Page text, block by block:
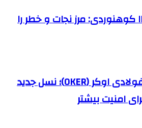
قانون ساعت ۱۴ کوهنوردی: مرز نجات و خطر را
معرفی کرکره فولادی اوکر (OKER)؛ نسل جدید
امنیت بیشتر